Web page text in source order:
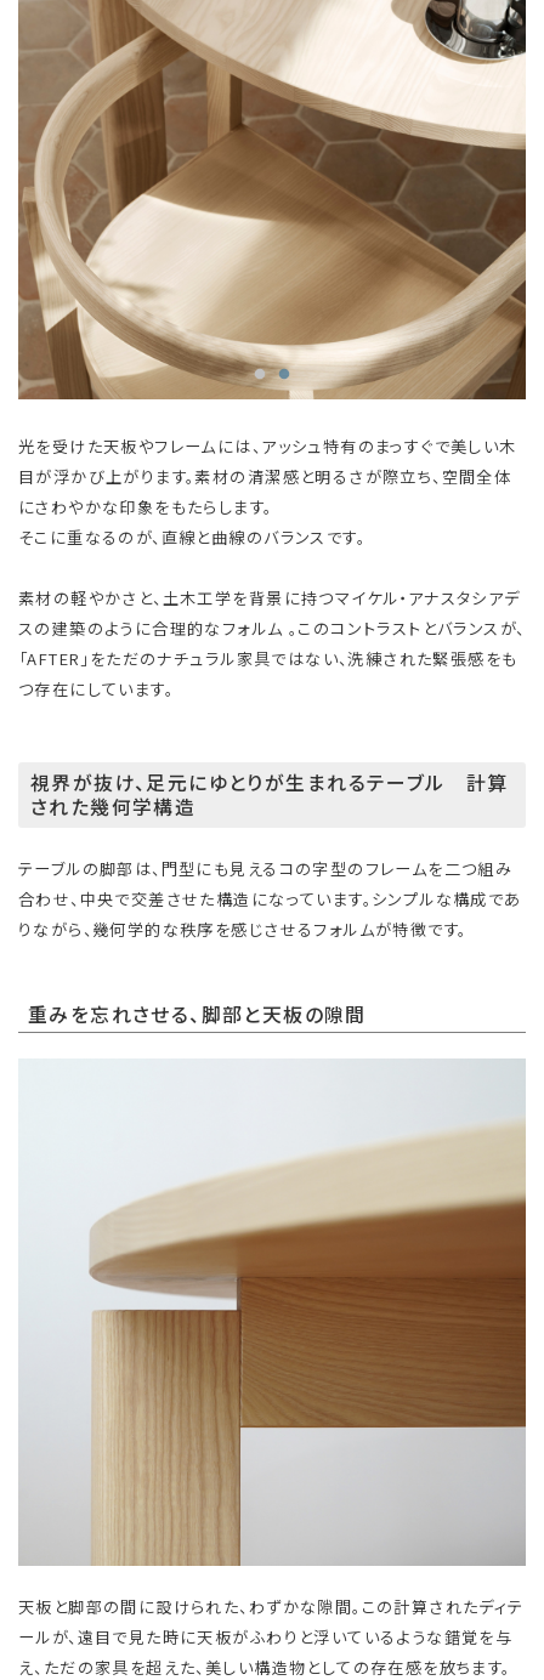
光を受けた天板やフレームには、アッシュ特有のまっすぐで美しい木
目が浮かび上がります。素材の清潔感と明るさが際立ち、空間全体
にさわやかな印象をもたらします。
そこに重なるのが、直線と曲線のバランスです。
素材の軽やかさと、土木工学を背景に持つマイケル・アナスタシアデ
スの建築のように合理的なフォルム 。このコントラストとバランスが、
「AFTER」をただのナチュラル家具ではない、洗練された緊張感をも
つ存在にしています。
視界が抜け、足元にゆとりが生まれるテーブル 計算
された幾何学構造
テーブルの脚部は、門型にも見えるコの字型のフレームを二つ組み
合わせ、中央で交差させた構造になっています。シンプルな構成であ
りながら、幾何学的な秩序を感じさせるフォルムが特徴です。
重みを忘れさせる、脚部と天板の隙間
天板と脚部の間に設けられた、わずかな隙間。この計算されたディテ
ールが、遠目で見た時に天板がふわりと浮いているような錯覚を与
え、ただの家具を超えた、美しい構造物としての存在感を放ちます。